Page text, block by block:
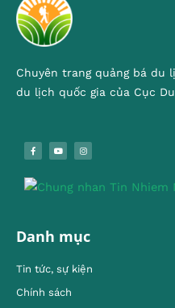
Chuyên trang quảng bá du
du lịch quốc gia của Cục
Danh mục
Tin tức, sự kiện
Chính sách